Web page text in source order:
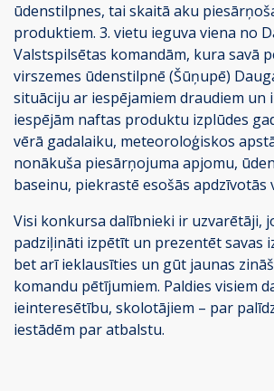
ūdenstilpnes, tai skaitā aku
produktiem. 3. vietu ieguva viena no
Valstspilsētas komandām, kura savā
virszemes ūdenstilpnē (Šūņupē)
situāciju ar iespējamiem draudiem un
iespējām naftas produktu izplūdes
vērā gadalaiku, meteoroloģiskos
nonākuša piesārņojuma apjomu,
baseinu, piekrastē esošās apdzīvotās
Visi konkursa dalībnieki ir uzvarētāji,
padziļināti izpētīt un prezentēt savas
bet arī ieklausīties un gūt jaunas
komandu pētījumiem. Paldies visiem
ieinteresētību, skolotājiem – par
iestādēm par atbalstu.